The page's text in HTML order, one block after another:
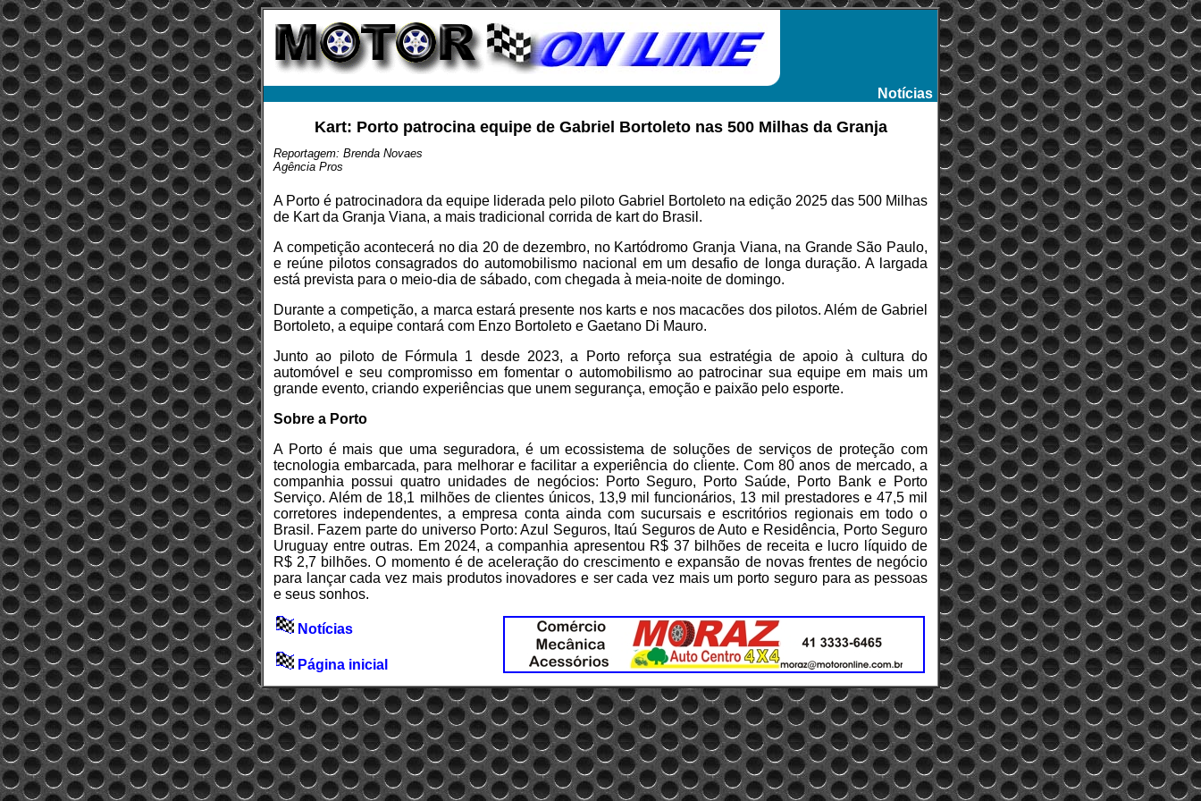
Notícias
Kart: Porto patrocina equipe de Gabriel Bortoleto nas 500 Milhas da Granja
Reportagem: Brenda Novaes
Agência Pros
A Porto é patrocinadora da equipe liderada pelo piloto Gabriel Bortoleto na edição 2025 das 500 Milhas
de Kart da Granja Viana, a mais tradicional corrida de kart do Brasil.
A competição acontecerá no dia 20 de dezembro, no Kartódromo Granja Viana, na Grande São Paulo,
e reúne pilotos consagrados do automobilismo nacional em um desafio de longa duração. A largada
está prevista para o meio-dia de sábado, com chegada à meia-noite de domingo.
Durante a competição, a marca estará presente nos karts e nos macacões dos pilotos. Além de Gabriel
Bortoleto, a equipe contará com Enzo Bortoleto e Gaetano Di Mauro.
Junto ao piloto de Fórmula 1 desde 2023, a Porto reforça sua estratégia de apoio à cultura do
automóvel e seu compromisso em fomentar o automobilismo ao patrocinar sua equipe em mais um
grande evento, criando experiências que unem segurança, emoção e paixão pelo esporte.
Sobre a Porto
A Porto é mais que uma seguradora, é um ecossistema de soluções de serviços de proteção com
tecnologia embarcada, para melhorar e facilitar a experiência do cliente. Com 80 anos de mercado, a
companhia possui quatro unidades de negócios: Porto Seguro, Porto Saúde, Porto Bank e Porto
Serviço. Além de 18,1 milhões de clientes únicos, 13,9 mil funcionários, 13 mil prestadores e 47,5 mil
corretores independentes, a empresa conta ainda com sucursais e escritórios regionais em todo o
Brasil. Fazem parte do universo Porto: Azul Seguros, Itaú Seguros de Auto e Residência, Porto Seguro
Uruguay entre outras. Em 2024, a companhia apresentou R$ 37 bilhões de receita e lucro líquido de
R$ 2,7 bilhões. O momento é de aceleração do crescimento e expansão de novas frentes de negócio
para lançar cada vez mais produtos inovadores e ser cada vez mais um porto seguro para as pessoas
e seus sonhos.
Notícias
Página inicial